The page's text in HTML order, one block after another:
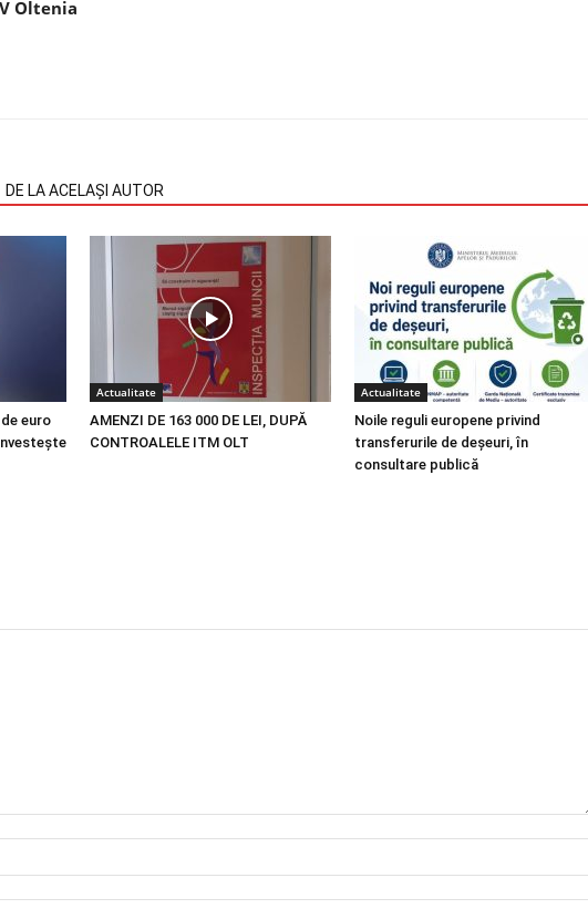
Oltenia
DE LA ACELAȘI AUTOR
euro
Actualitate
AMENZI DE 163 000 DE LEI, DUPĂ
CONTROALELE ITM OLT
Actualitate
Noile reguli europene privind
transferurile de deșeuri, în
consultare publică